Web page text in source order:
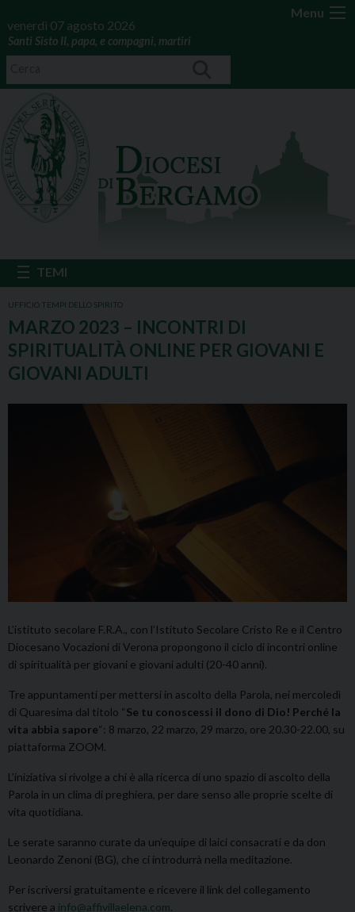
Menu
venerdì 07 agosto 2026
Santi Sisto II, papa, e compagni, martiri
UFFICIO TEMPI DELLO SPIRITO
MARZO 2023 – INCONTRI DI
SPIRITUALITÀ ONLINE PER GIOVANI E
GIOVANI ADULTI
L’istituto secolare F.R.A., con l’Istituto Secolare Cristo Re e il Centro
Diocesano Vocazioni di Verona propongono il ciclo di incontri online
di spiritualità per giovani e giovani adulti (20-40 anni).
Tre appuntamenti per mettersi in ascolto della Parola, nei mercoledì
di Quaresima dal titolo “Se tu conoscessi il dono di Dio! Perché la
vita abbia sapore“: 8 marzo, 22 marzo, 29 marzo, ore 20.30-22.00, su
piattaforma ZOOM.
L’iniziativa si rivolge a chi è alla ricerca di uno spazio di ascolto della
Parola in un clima di preghiera, per dare senso alle proprie scelte di
vita quotidiana.
Le serate saranno curate da un’equipe di laici consacrati e da don
Leonardo Zenoni (BG), che ci introdurrà nella meditazione.
Per iscriversi gratuitamente e ricevere il link del collegamento
scrivere a info@affivillaelena.com.